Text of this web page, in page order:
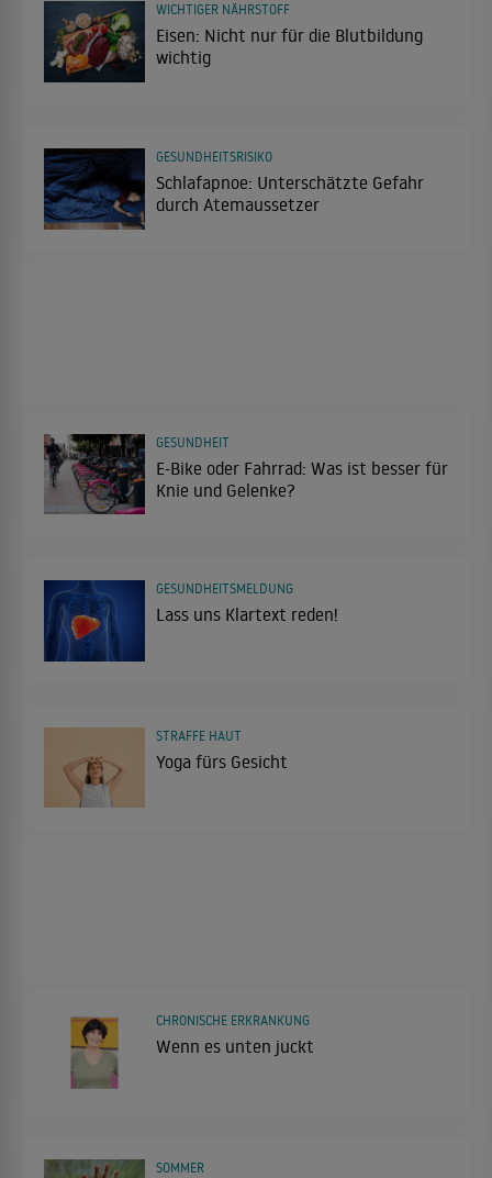
Eisen: Nicht nur für die Blutbildung
wichtig
WICHTIGER NÄHRSTOFF
Schlafapnoe: Unterschätzte Gefahr
durch Atemaussetzer
GESUNDHEITSRISIKO
E-Bike oder Fahrrad: Was ist besser für
Knie und Gelenke?
GESUNDHEIT
Lass uns Klartext reden!
GESUNDHEITSMELDUNG
Yoga fürs Gesicht
STRAFFE HAUT
Wenn es unten juckt
CHRONISCHE ERKRANKUNG
SOMMER